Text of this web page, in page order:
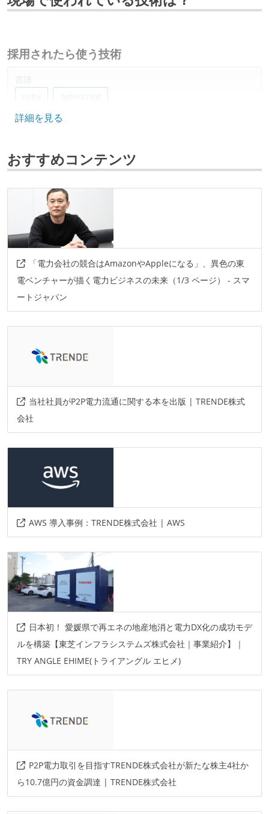
採用されたら使う技術
言語
ruby
typescript
フレームワーク
データベース
postgresql
redis
ソースコード管理
git
プロジェクト管理
github
slack
notion
AIツール
その他
rollbar
ansible
terraform copilot aws
その他、現場で使われている技術
フレームワーク
spring-boot
rocket
その他
jupyter-notebook
supabase resend vercel
詳細を見る
おすすめコンテンツ
「電力会社の競合はAmazonやAppleになる」、異色の東
電ベンチャーが描く電力ビジネスの未来（1/3 ページ） - スマ
ートジャパン
当社社員がP2P電力流通に関する本を出版 | TRENDE株式
会社
AWS 導入事例：TRENDE株式会社 | AWS
日本初！ 愛媛県で再エネの地産地消と電力DX化の成功モデ
ルを構築【東芝インフラシステムズ株式会社｜事業紹介】｜
TRY ANGLE EHIME(トライアングル エヒメ)
P2P電力取引を目指すTRENDE株式会社が新たな株主4社か
ら10.7億円の資金調達 | TRENDE株式会社